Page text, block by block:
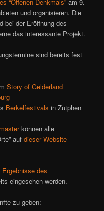
“Offenen Denkmals” am 9.
und organisieren. Die
bei der Eröffnung des
das interessante Projekt.
sind bereits fest
Story of Gelderland
Berkelfestivals in Zutphen
können alle
aufdieser Website
Ergebnisse des
eingesehen werden.
zu geben: